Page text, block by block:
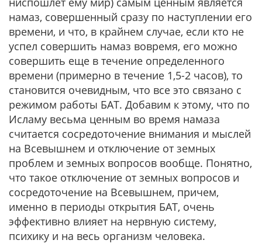
намаз, совершенный сразу по наступлении его
времени, и что, в крайнем случае, если кто не
успел совершить намаз вовремя, его можно
совершить еще в течение определенного
времени (примерно в течение 1,5-2 часов), то
становится очевидным, что все это связано с
режимом работы БАТ. Добавим к этому, что по
Исламу весьма ценным во время намаза
считается сосредоточение внимания и мыслей
на Всевышнем и отключение от земных
проблем и земных вопросов вообще. Понятно,
что такое отключение от земных вопросов и
сосредоточение на Всевышнем, причем,
именно в периоды открытия БАТ, очень
эффективно влияет на нервную систему,
психику и на весь организм человека.